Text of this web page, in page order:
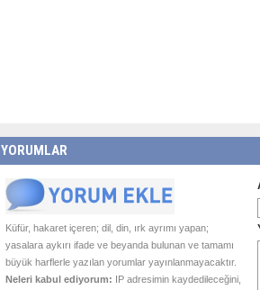
YORUMLAR
Küfür, hakaret içeren; dil, din, ırk ayrımı yapan;
yasalara aykırı ifade ve beyanda bulunan ve tamamı
büyük harflerle yazılan yorumlar yayınlanmayacaktır.
Neleri kabul ediyorum: IP adresimin kaydedileceğini,